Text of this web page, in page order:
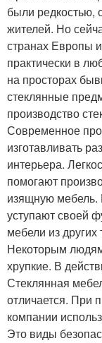
были редкостью,
жителей. Но
странах Европы
практически в
на просторах
стеклянные
производство
Современное
изготавливать
интерьера.
помогают
изящную мебель.
уступают своей
мебели из
Некоторым
хрупкие. В
Стеклянная
отличается. При
компании
Это виды